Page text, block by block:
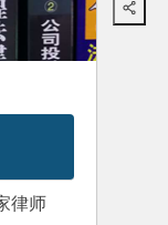
律师